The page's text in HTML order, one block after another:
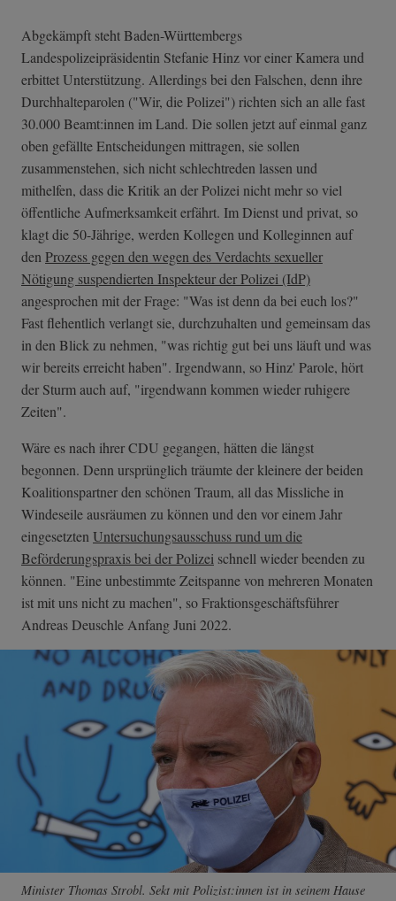
Abgekämpft steht Baden-Württembergs
Landespolizeipräsidentin Stefanie Hinz vor einer Kamera und
erbittet Unterstützung. Allerdings bei den Falschen, denn ihre
Durchhalteparolen ("Wir, die Polizei") richten sich an alle fast
30.000 Beamt:innen im Land. Die sollen jetzt auf einmal ganz
oben gefällte Entscheidungen mittragen, sie sollen
zusammenstehen, sich nicht schlechtreden lassen und
mithelfen, dass die Kritik an der Polizei nicht mehr so viel
öffentliche Aufmerksamkeit erfährt. Im Dienst und privat, so
klagt die 50-Jährige, werden Kollegen und Kolleginnen auf
denProzess gegen den wegen des Verdachts sexueller
Nötigung suspendierten Inspekteur der Polizei (IdP)
angesprochen mit der Frage: "Was ist denn da bei euch los?"
Fast flehentlich verlangt sie, durchzuhalten und gemeinsam das
in den Blick zu nehmen, "was richtig gut bei uns läuft und was
wir bereits erreicht haben". Irgendwann, so Hinz' Parole, hört
der Sturm auch auf, "irgendwann kommen wieder ruhigere
Zeiten".
Wäre es nach ihrer CDU gegangen, hätten die längst
begonnen. Denn ursprünglich träumte der kleinere der beiden
Koalitionspartner den schönen Traum, all das Missliche in
Windeseile ausräumen zu können und den vor einem Jahr
eingesetztenUntersuchungsausschuss rund um die
Beförderungspraxis bei der Polizei schnell wieder beenden zu
können. "Eine unbestimmte Zeitspanne von mehreren Monaten
ist mit uns nicht zu machen", so Fraktionsgeschäftsführer
Andreas Deuschle Anfang Juni 2022.
Minister Thomas Strobl. Sekt mit Polizist:innen ist in seinem Hause